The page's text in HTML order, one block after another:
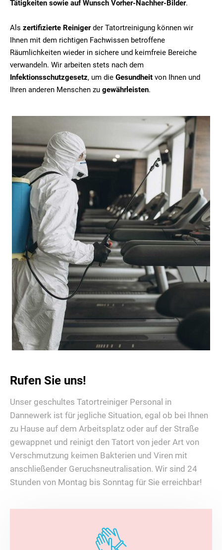
Tätigkeiten sowie auf Wunsch Vorher-Nachher-Bilder.
Als zertifizierte Reinigerder Tatortreinigung können wir
Ihnen mit dem richtigen Fachwissen betroffene
Räumlichkeiten wieder in sichere und keimfreie Bereiche
verwandeln. Wir arbeiten stets nach dem
Infektionsschutzgesetz, um die Gesundheit von Ihnen und
Ihren anderen Menschen zu gewährleisten.
Rufen Sie uns!
Unser geschultes Tatortreiniger Personal in
Dannewerk ist für jegliche Situation, egal ob bei Ihnen
zu Hause auf dem Arbeitsplatz oder auf der Straße
gewappnet und reinigt den Tatort von jeder Art von
Verschmutzung keimen Bakterien und Viren mit
anschließender Geruchsneutralisation. Wir sind 24
Stunden von Montag bis Sonntag für Sie erreichbar!